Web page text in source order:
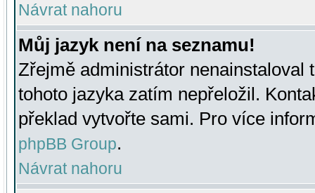
Návrat nahoru
Můj jazyk není na seznamu!
Zřejmě administrátor nenainstaloval
tohoto jazyka zatím nepřeložil.
překlad vytvořte sami. Pro více
phpBB Group.
Návrat nahoru